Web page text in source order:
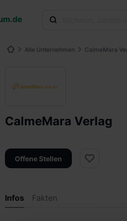
Alle Unternehmen CalmeMara
CalmeMara Verlag
Offene Stellen
Infos Fakten